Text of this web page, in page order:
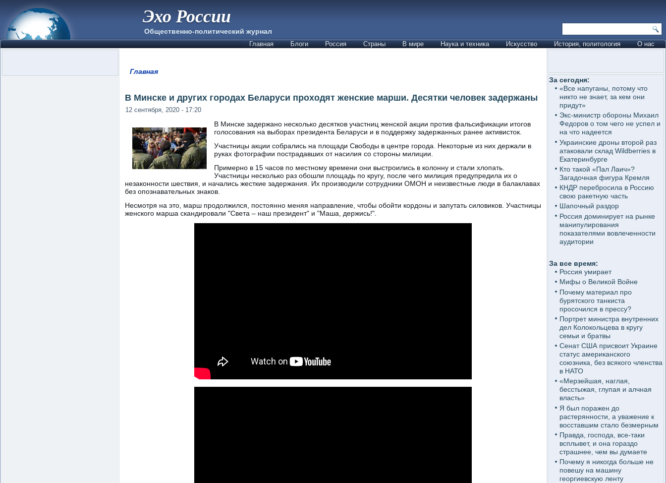
Эхо России
Общественно-политический журнал
Главная Блоги Россия Страны В мире Наука и техника Искусство История, политология О нас
Главная
В Минске и других городах Беларуси проходят женские марши. Десятки человек задержаны
12 сентября, 2020 - 17:20
В Минске задержано несколько десятков участниц женской акции против фальсификации итогов
голосования на выборах президента Беларуси и в поддержку задержанных ранее активисток.
Участницы акции собрались на площади Свободы в центре города. Некоторые из них держали в
руках фотографии пострадавших от насилия со стороны милиции.
Примерно в 15 часов по местному времени они выстроились в колонну и стали хлопать.
Участницы несколько раз обошли площадь по кругу, после чего милиция предупредила их о
незаконности шествия, и начались жесткие задержания. Их производили сотрудники ОМОН и неизвестные люди в балаклавах
без опознавательных знаков.
Несмотря на это, марш продолжился, постоянно меняя направление, чтобы обойти кордоны и запутать силовиков. Участницы
женского марша скандировали "Света – наш президент" и "Маша, держись!".
За сегодня:
«Все напуганы, потому что
никто не знает, за кем они
придут»
Экс-министр обороны Михаил
Федоров о том чего не успел и
на что надеется
Украинские дроны второй раз
атаковали склад Wildberries в
Екатеринбурге
Кто такой «Пал Лаич»?
Загадочная фигура Кремля
КНДР перебросила в Россию
свою ракетную часть
Шапочный раздор
Россия доминирует на рынке
манипулирования
показателями вовлеченности
аудитории
За все время:
Россия умирает
Мифы о Великой Войне
Почему материал про
бурятского танкиста
просочился в прессу?
Портрет министра внутренних
дел Колокольцева в кругу
семьи и братвы
Сенат США присвоит Украине
статус американского
союзника, без всякого членства
в НАТО
«Мерзейшая, наглая,
бесстыжая, глупая и алчная
власть»
Я был поражен до
растерянности, а уважение к
восставшим стало безмерным
Правда, господа, все-таки
всплывет, и она гораздо
страшнее, чем вы думаете
Почему я никогда больше не
повешу на машину
георгиевскую ленту